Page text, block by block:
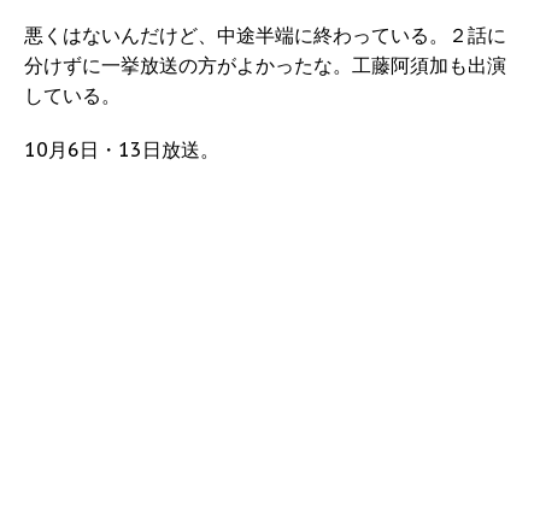
悪くはないんだけど、中途半端に終わっている。２話に
分けずに一挙放送の方がよかったな。工藤阿須加も出演
している。
10月6日・13日放送。